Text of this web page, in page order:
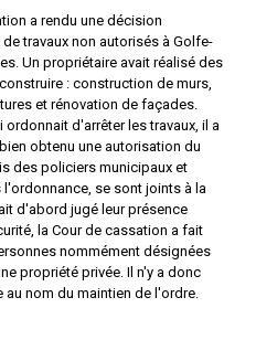
a rendu une décision
travaux non autorisés à Golfe-
Un propriétaire avait réalisé des
: construction de murs,
et rénovation de façades.
d'arrêter les travaux, il a
obtenu une autorisation du
des policiers municipaux et
se sont joints à la
d'abord jugé leur présence
la Cour de cassation a fait
nommément désignées
propriété privée. Il n'y a donc
nom du maintien de l'ordre.